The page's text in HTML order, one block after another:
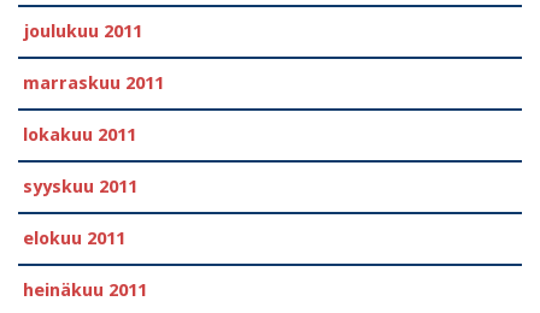
joulukuu 2011
marraskuu 2011
lokakuu 2011
syyskuu 2011
elokuu 2011
heinäkuu 2011